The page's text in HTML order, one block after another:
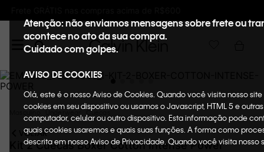
Atenção: não enviamos mensagens sobre frete ou
acontece no ato da sua compra.
Cuidado com golpes.
AVISO DE COOKIES
Olá, este é o nosso Aviso de Cookies. Quando você visita nosso
cookies em seu dispositivo ou usamos o Javascript, HTML 5 e
computador, celular ou outro dispositivo. Esta informação pode
quais cookies usaremos e quais suas funções. A forma como
descrita em nosso Aviso de Privacidade. Quando você visita
Cuecas
VOLTAR
Kit 2 Cuecas Boxer Cotton Intense Power